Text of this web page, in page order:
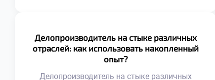
выстраивает системы. Работа с информацией
развивает аналитическое мышление и
внимательность к деталям. Ответственность
за документы формирует зрелость и
дисциплину. Личностные качества
Делопроизводитель на стыке различных
отраслей: как использовать накопленный
опыт?
Делопроизводитель на стыке различных